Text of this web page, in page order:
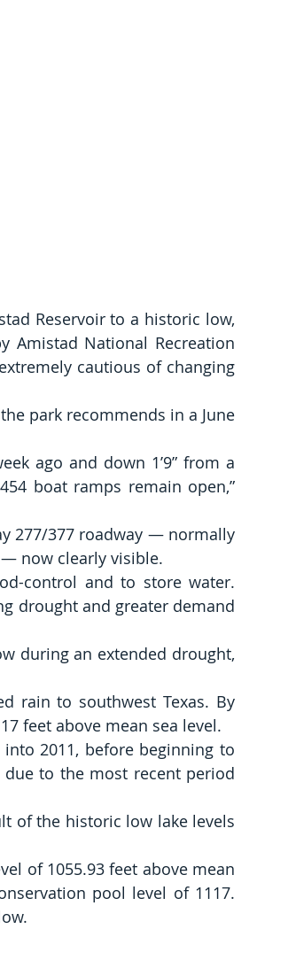
Reservoir to a historic low,
Amistad National Recreation
cautious of changing
park recommends in a June
ago and down 1’9” from a
boat ramps remain open,”
277/377 roadway — normally
— now clearly visible.
control and to store water.
drought and greater demand
during an extended drought,
rain to southwest Texas. By
feet above mean sea level.
2011, before beginning to
due to the most recent period
of the historic low lake levels
of 1055.93 feet above mean
pool level of 1117.